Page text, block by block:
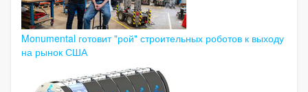
Monumental готовит "рой" строительных роботов к выходу
на рынок США